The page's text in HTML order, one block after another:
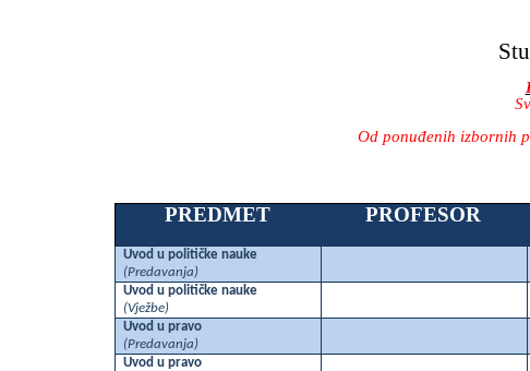
Od ponuđenih izbornih
PREDMET
PROFESOR
Uvod u političke nauke
(Predavanja)
Uvod u političke nauke
(Vježbe)
Uvod u pravo
(Predavanja)
Uvod u pravo